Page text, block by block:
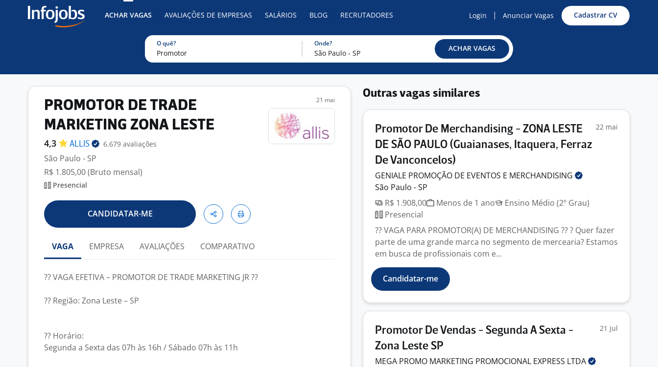
ACHAR VAGAS AVALIAÇÕES DE EMPRESAS SALÁRIOS BLOG RECRUTADORES Login Anunciar Vagas Cadastrar CV
O quê? Onde?
ACHAR VAGAS
PROMOTOR DE TRADE
MARKETING ZONA LESTE
4,3 ALLIS 6.679 avaliações
São Paulo - SP
R$ 1.805,00 (Bruto mensal)
Presencial
21 mai
CANDIDATAR-ME
VAGA EMPRESA AVALIAÇÕES COMPARATIVO
?? VAGA EFETIVA – PROMOTOR DE TRADE MARKETING JR ??
?? Região: Zona Leste – SP
?? Horário:
Segunda a Sexta das 07h às 16h / Sábado 07h às 11h
Outras vagas similares
Promotor De Merchandising - ZONA LESTE
DE SÃO PAULO (Guaianases, Itaquera, Ferraz
De Vanconcelos)
22 mai
GENIALE PROMOÇÃO DE EVENTOS E MERCHANDISING
São Paulo - SP
R$ 1.908,00
Menos de 1 ano
Ensino Médio (2º Grau)
Presencial
?? VAGA PARA PROMOTOR(A) DE MERCHANDISING ?? ? Quer fazer
parte de uma grande marca no segmento de mercearia? Estamos
em busca de profissionais com e...
Candidatar-me
Promotor De Vendas - Segunda A Sexta -
Zona Leste SP
21 jul
MEGA PROMO MARKETING PROMOCIONAL EXPRESS LTDA